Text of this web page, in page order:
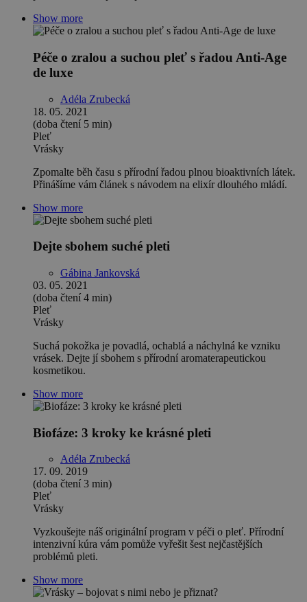
Show more
Péče o zralou a suchou pleť s řadou Anti-Age
de luxe
Adéla Zrubecká
18. 05. 2021
(doba čtení 5 min)
Pleť
Vrásky
Zpomalte běh času s přírodní řadou plnou bioaktivních látek.
Přinášíme vám článek s návodem na elixír dlouhého mládí.
Show more
Dejte sbohem suché pleti
Gábina Jankovská
03. 05. 2021
(doba čtení 4 min)
Pleť
Vrásky
Suchá pokožka je povadlá, ochablá a náchylná ke vzniku
vrásek. Dejte jí sbohem s přírodní aromaterapeutickou
kosmetikou.
Show more
Biofáze: 3 kroky ke krásné pleti
Adéla Zrubecká
17. 09. 2019
(doba čtení 3 min)
Pleť
Vrásky
Vyzkoušejte náš originální program v péči o pleť. Přírodní
intenzivní kúra vám pomůže vyřešit šest nejčastějších
problémů pleti.
Show more